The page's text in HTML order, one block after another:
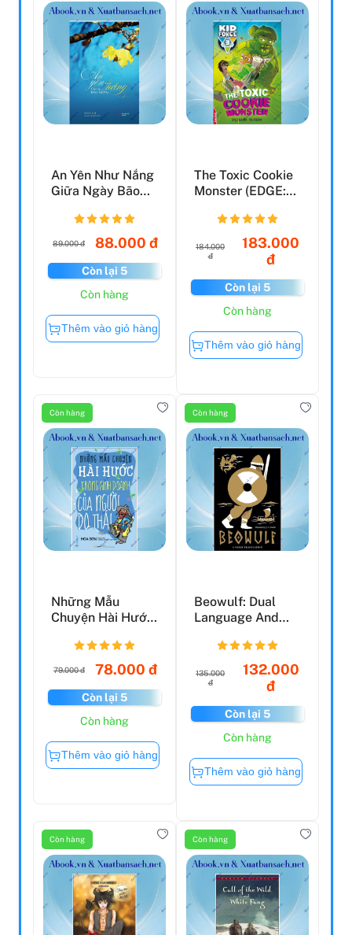
An Yên Như Nắng
Giữa Ngày Bão
89.000 đ 88.000 đ
Còn lại 5
Còn hàng
Thêm vào giỏ hàng
The Toxic Cookie
Monster (EDGE:
184.000
đ
183.000
đ
Còn lại 5
Còn hàng
Thêm vào giỏ hàng
Còn hàng
Những Mẫu
Chuyện Hài Hước
Của Ngư...
79.000 đ 78.000 đ
Còn lại 5
Còn hàng
Thêm vào giỏ hàng
Còn hàng
Beowulf: Dual
Language And
Translation
135.000
đ
132.000
đ
Còn lại 5
Còn hàng
Thêm vào giỏ hàng
Còn hàng Còn hàng